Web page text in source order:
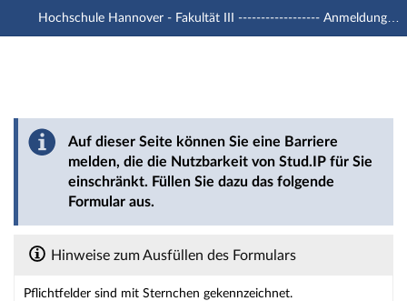
Hauptnavigation
Hochschule Hannover - Fakultät III ------------------ Anmeldung mit -u1 Account
Barriere melden
Auf dieser Seite können Sie eine Barriere
melden, die die Nutzbarkeit von Stud.IP für Sie
einschränkt. Füllen Sie dazu das folgende
Formular aus.
Hinweise zum Ausfüllen des Formulars
Pflichtfelder sind mit Sternchen gekennzeichnet.